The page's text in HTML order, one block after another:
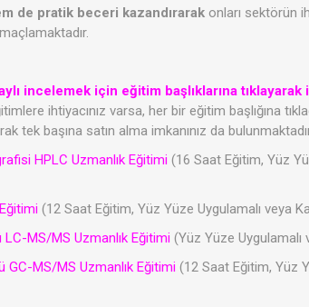
de pratik beceri kazandırarak onları sektörün
incelemek için eğitim başlıklarına
ihtiyacınız varsa, her bir eğitim başlığına
tek başına satın alma imkanınız da
HPLC Uzmanlık Eğitimi (16 Saat Eğitim, Yüz
(12 Saat Eğitim, Yüz Yüze Uygulamalı veya
MS/MS Uzmanlık Eğitimi (Yüz Yüze Uygulamalı
MS/MS Uzmanlık Eğitimi (12 Saat Eğitim, Yüz